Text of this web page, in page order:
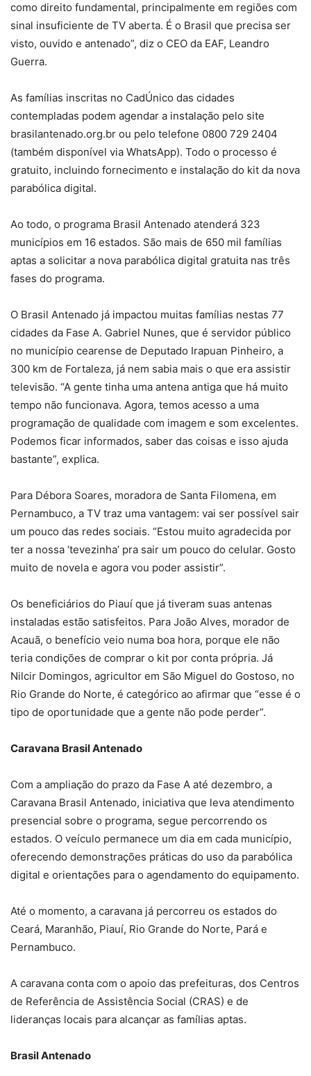
como direito fundamental, principalmente em regiões com
sinal insuficiente de TV aberta. É o Brasil que precisa ser
visto, ouvido e antenado”, diz o CEO da EAF, Leandro
Guerra.
As famílias inscritas no CadÚnico das cidades
contempladas podem agendar a instalação pelo site
brasilantenado.org.br ou pelo telefone 0800 729 2404
(também disponível via WhatsApp). Todo o processo é
gratuito, incluindo fornecimento e instalação do kit da nova
parabólica digital.
Ao todo, o programa Brasil Antenado atenderá 323
municípios em 16 estados. São mais de 650 mil famílias
aptas a solicitar a nova parabólica digital gratuita nas três
fases do programa.
O Brasil Antenado já impactou muitas famílias nestas 77
cidades da Fase A. Gabriel Nunes, que é servidor público
no município cearense de Deputado Irapuan Pinheiro, a
300 km de Fortaleza, já nem sabia mais o que era assistir
televisão. “A gente tinha uma antena antiga que há muito
tempo não funcionava. Agora, temos acesso a uma
programação de qualidade com imagem e som excelentes.
Podemos ficar informados, saber das coisas e isso ajuda
bastante”, explica.
Para Débora Soares, moradora de Santa Filomena, em
Pernambuco, a TV traz uma vantagem: vai ser possível sair
um pouco das redes sociais. “Estou muito agradecida por
ter a nossa ‘tevezinha’ pra sair um pouco do celular. Gosto
muito de novela e agora vou poder assistir”.
Os beneficiários do Piauí que já tiveram suas antenas
instaladas estão satisfeitos. Para João Alves, morador de
Acauã, o benefício veio numa boa hora, porque ele não
teria condições de comprar o kit por conta própria. Já
Nilcir Domingos, agricultor em São Miguel do Gostoso, no
Rio Grande do Norte, é categórico ao afirmar que “esse é o
tipo de oportunidade que a gente não pode perder”.
Caravana Brasil Antenado
Com a ampliação do prazo da Fase A até dezembro, a
Caravana Brasil Antenado, iniciativa que leva atendimento
presencial sobre o programa, segue percorrendo os
estados. O veículo permanece um dia em cada município,
oferecendo demonstrações práticas do uso da parabólica
digital e orientações para o agendamento do equipamento.
Até o momento, a caravana já percorreu os estados do
Ceará, Maranhão, Piauí, Rio Grande do Norte, Pará e
Pernambuco.
A caravana conta com o apoio das prefeituras, dos Centros
de Referência de Assistência Social (CRAS) e de
lideranças locais para alcançar as famílias aptas.
Brasil Antenado